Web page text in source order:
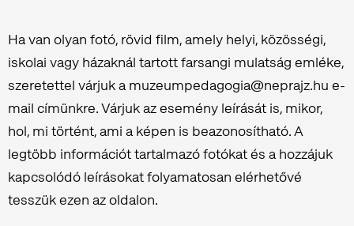
Ha van olyan fotó, rövid film, amely helyi, közösségi,
iskolai vagy házaknál tartott farsangi mulatság emléke,
szeretettel várjuk a muzeumpedagogia@neprajz.hu e-
mail címünkre. Várjuk az esemény leírását is, mikor,
hol, mi történt, ami a képen is beazonosítható. A
legtöbb információt tartalmazó fotókat és a hozzájuk
kapcsolódó leírásokat folyamatosan elérhetővé
tesszük ezen az oldalon.